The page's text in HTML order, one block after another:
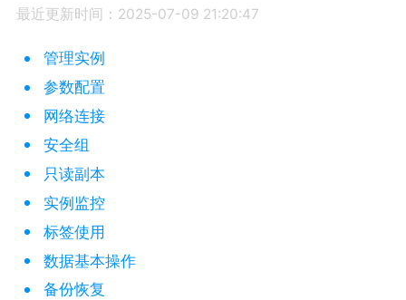
最近更新时间：2025-07-09 21:20:47
管理实例
参数配置
网络连接
安全组
只读副本
实例监控
标签使用
数据基本操作
备份恢复